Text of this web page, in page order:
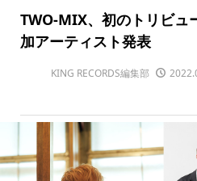
TWO-MIX、初のトリビュ
加アーティスト発表
KING RECORDS編集部